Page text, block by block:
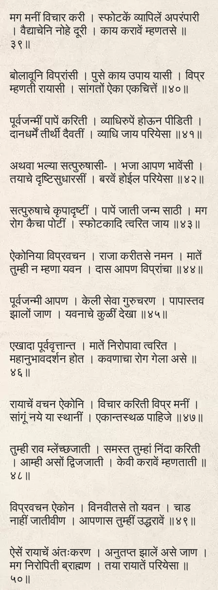
मग मनीं विचार करी । स्फोटकें व्यापिलें अपरंपारी
। वैद्याचेनि नोहे दूरी । काय करावें म्हणतसे ॥
३९॥
बोलावूनि विप्रांसी । पुसे काय उपाय यासी । विप्र
म्हणती रायासी । सांगतों ऐका एकचित्तें ॥४०॥
पूर्वजन्मीं पापें करिती । व्याधिरुपें होऊन पीडिती ।
दानधर्में तीर्थी दैवतीं । व्याधि जाय परियेसा ॥४१॥
अथवा भल्या सत्पुरुषासी- । भजा आपण भावेंसी ।
तयाचे दृष्‍टिसुधारसीं । बरवें होईल परियेसा ॥४२॥
सत्पुरुषाचे कृपादृष्‍टीं । पापें जाती जन्म साठी । मग
रोग कैचा पोटीं । स्फोटकादि त्वरित जाय ॥४३॥
ऐकोनिया विप्रवचन । राजा करीतसे नमन । मातें
तुम्ही न म्हणा यवन । दास आपण विप्रांचा ॥४४॥
पूर्वजन्मी आपण । केली सेवा गुरुचरण । पापास्तव
झालों जाण । यवनाचे कुळीं देखा ॥४५॥
एखादा पूर्ववृत्तान्त । मातें निरोपावा त्वरित ।
महानुभावदर्शन होत । कवणाचा रोग गेला असे ॥
४६॥
रायाचें वचन ऐकोनि । विचार करिती विप्र मनीं ।
सांगूं नये या स्थानीं । एकान्तस्थळ पाहिजे ॥४७॥
तुम्ही राव म्लेंच्छजाती । समस्त तुम्हां निंदा करिती
। आम्ही असों द्विजजाती । केवी करावें म्हणताती ॥
४८॥
विप्रवचन ऐकोन । विनवीतसे तो यवन । चाड
नाहीं जातीवीण । आपणास तुम्हीं उद्धरावें ॥४९॥
ऐसें रायाचें अंतःकरण । अनुतप्त झालें असे जाण ।
मग निरोपिती ब्राह्मण । तया रायातें परियेसा ॥
५०॥